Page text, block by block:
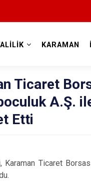
KARAMAN
Ticaret
A.Ş.
Etti
Ticaret